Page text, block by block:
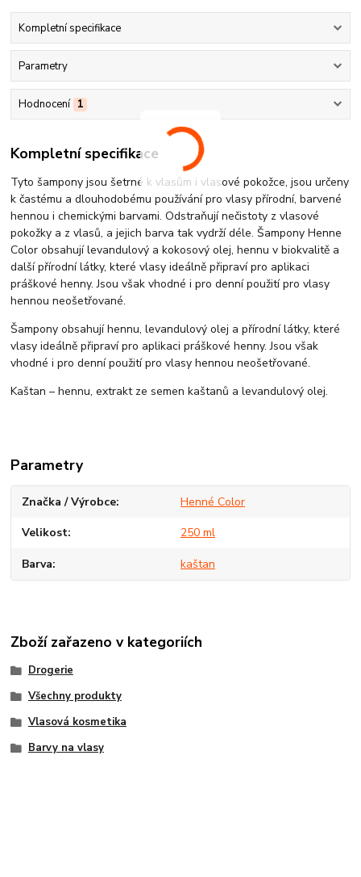
Kompletní specifikace
Parametry
Hodnocení 1
Kompletní specifikace
Tyto šampony jsou šetrné k vlasům i vlasové pokožce, jsou určeny
k častému a dlouhodobému používání pro vlasy přírodní, barvené
hennou i chemickými barvami. Odstraňují nečistoty z vlasové
pokožky a z vlasů, a jejich barva tak vydrží déle. Šampony Henne
Color obsahují levandulový a kokosový olej, hennu v biokvalitě a
další přírodní látky, které vlasy ideálně připraví pro aplikaci
práškové henny. Jsou však vhodné i pro denní použití pro vlasy
hennou neošetřované.
Šampony obsahují hennu, levandulový olej a přírodní látky, které
vlasy ideálně připraví pro aplikaci práškové henny. Jsou však
vhodné i pro denní použití pro vlasy hennou neošetřované.
Kaštan – hennu, extrakt ze semen kaštanů a levandulový olej.
Parametry
Značka / Výrobce Henné Color
Velikost 250 ml
Barva kaštan
Zboží zařazeno v kategoriích
Drogerie
Všechny produkty
Vlasová kosmetika
Barvy na vlasy